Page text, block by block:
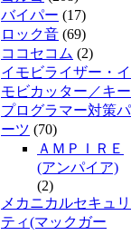
バイパー (17)
ロック音 (69)
ココセコム (2)
イモビライザー・イ
モビカッター／キー
プログラマー対策パ
ーツ (70)
ＡＭＰＩＲＥ
(アンパイア)
(2)
メカニカルセキュリ
ティ(マックガー